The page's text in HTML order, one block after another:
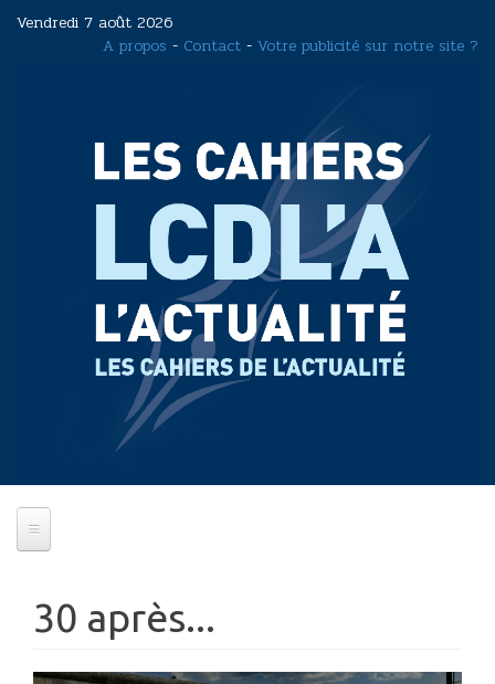
Vendredi 7 août 2026
A propos - Contact - Votre publicité sur notre site ?
30 après...